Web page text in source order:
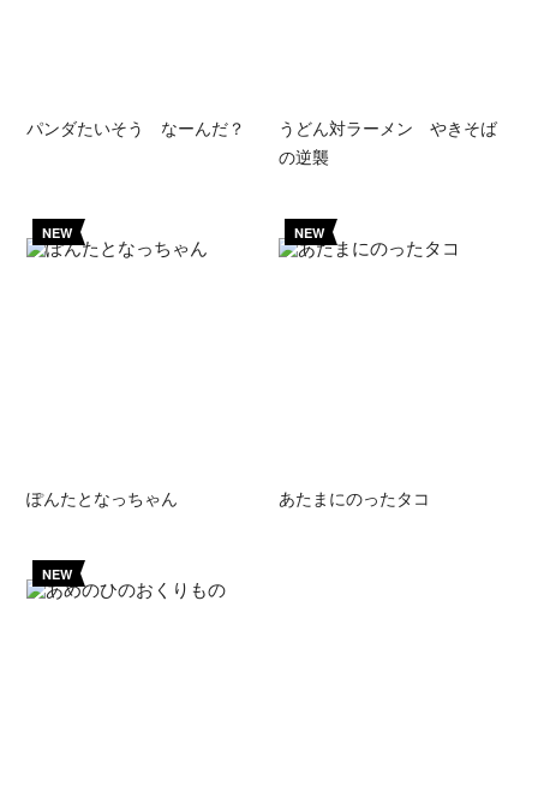
パンダたいそう なーんだ？
うどん対ラーメン やきそば
の逆襲
NEW
ぽんたとなっちゃん
NEW
あたまにのったタコ
NEW